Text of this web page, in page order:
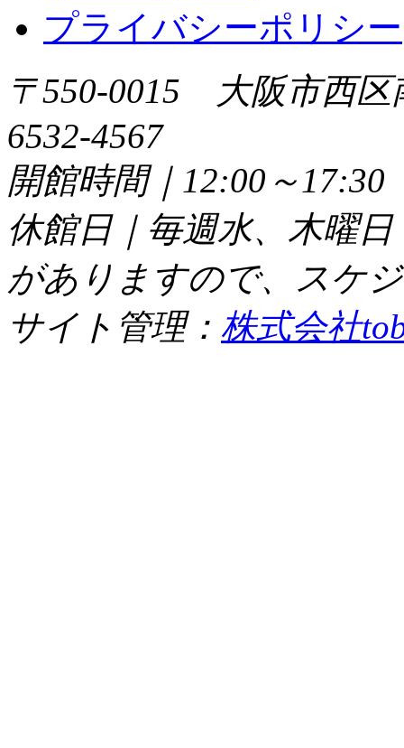
プライバシーポリシー
〒550-0015 大阪市西
6532-4567
開館時間｜12:00～
休館日｜毎週水、木曜
がありますので、スケ
サイト管理： 株式会社